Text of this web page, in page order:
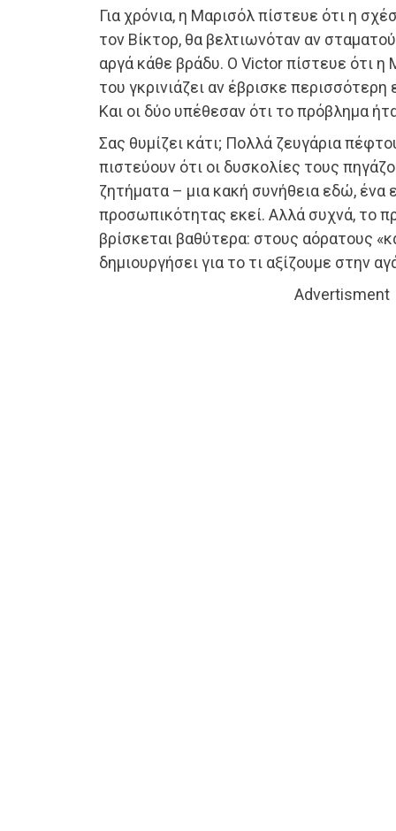
Για χρόνια, η Μαρισόλ πίστευε ότι η
τον Βίκτορ, θα βελτιωνόταν αν
αργά κάθε βράδυ. Ο Victor πίστευε ότι η
του γκρινιάζει αν έβρισκε περισσότερη
Και οι δύο υπέθεσαν ότι το πρόβλημα
Σας θυμίζει κάτι; Πολλά ζευγάρια
πιστεύουν ότι οι δυσκολίες τους
ζητήματα – μια κακή συνήθεια εδώ, ένα
προσωπικότητας εκεί. Αλλά συχνά, το
βρίσκεται βαθύτερα: στους αόρατους
δημιουργήσει για το τι αξίζουμε στην
Advertisment